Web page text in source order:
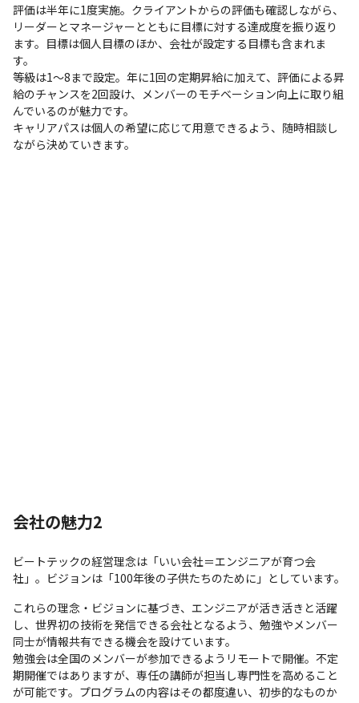
評価は半年に1度実施。クライアントからの評価も確認しながら、
リーダーとマネージャーとともに目標に対する達成度を振り返り
ます。目標は個人目標のほか、会社が設定する目標も含まれま
す。
等級は1～8まで設定。年に1回の定期昇給に加えて、評価による昇
給のチャンスを2回設け、メンバーのモチベーション向上に取り組
んでいるのが魅力です。
キャリアパスは個人の希望に応じて用意できるよう、随時相談し
ながら決めていきます。
会社の魅力2
ビートテックの経営理念は「いい会社＝エンジニアが育つ会
社」。ビジョンは「100年後の子供たちのために」としています。
これらの理念・ビジョンに基づき、エンジニアが活き活きと活躍
し、世界初の技術を発信できる会社となるよう、勉強やメンバー
同士が情報共有できる機会を設けています。
勉強会は全国のメンバーが参加できるようリモートで開催。不定
期開催ではありますが、専任の講師が担当し専門性を高めること
が可能です。プログラムの内容はその都度違い、初歩的なものか